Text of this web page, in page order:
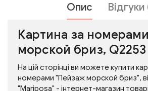
Опис Відгуки
Картина за
морской бриз, Q2253
На цій сторінці ви можете купити
номерами "Пейзаж морской бриз",
"Mariposa" - інтернет-магазин